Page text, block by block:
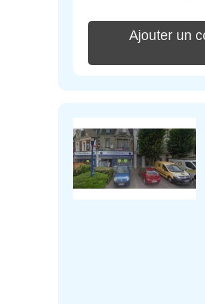
Ajouter un